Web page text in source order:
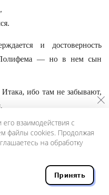
и достоверность
Полифема — но в нем сын
ибо там не забывают,
к себе возвратяся, там
покоях
сна не свела ей на очи
взаимодействия с
файлы cookies. Продолжая
на обработку
Принять